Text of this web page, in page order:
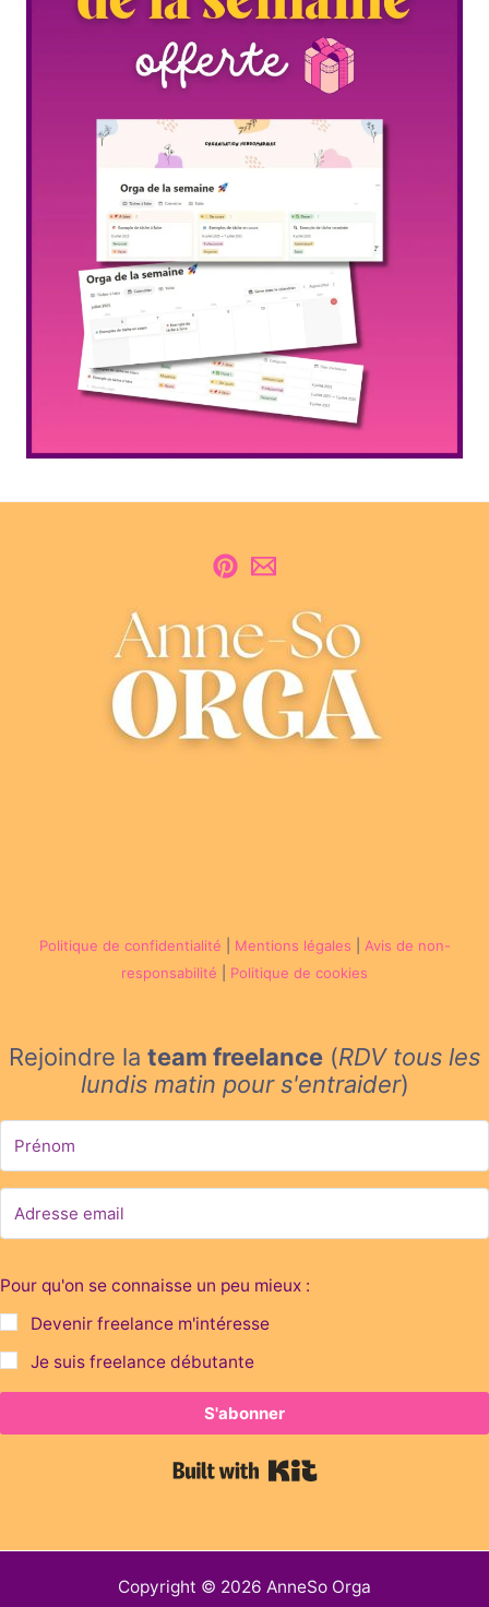
Politique de confidentialité Mentions légales
Avis de non-
responsabilité
Politique de cookies
Rejoindre la team freelance (RDV tous les
lundis matin pour s'entraider)
Pour qu'on se connaisse un peu mieux :
Devenir freelance m'intéresse
Je suis freelance débutante
S'abonner
Copyright © 2026 AnneSo Orga